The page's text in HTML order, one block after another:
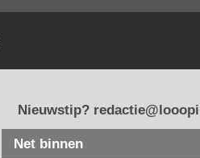
Nieuwstip?
Net binnen